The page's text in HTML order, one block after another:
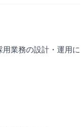
業務の設計・運用に